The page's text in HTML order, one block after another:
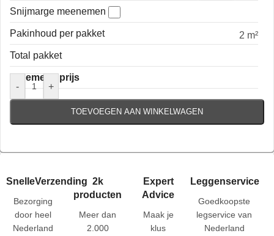
Snijmarge meenemen
Pakinhoud per pakket
2 m²
Total pakket
Algemene prijs
-
+
TOEVOEGEN AAN WINKELWAGEN
SnelleVerzending
Bezorging
door heel
Nederland
2k
producten
Meer dan
2.000
Expert
Advice
Maak je
klus
Leggenservice
Goedkoopste
legservice van
Nederland